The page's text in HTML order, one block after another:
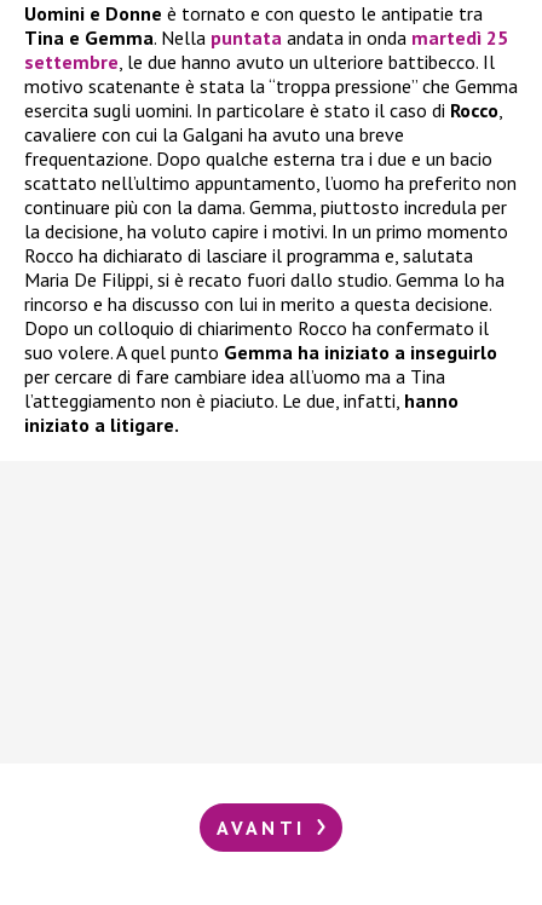
Uomini e Donne è tornato e con questo le antipatie tra
Tina e Gemma. Nella puntata andata in onda martedì 25
settembre, le due hanno avuto un ulteriore battibecco. Il
motivo scatenante è stata la “troppa pressione” che Gemma
esercita sugli uomini. In particolare è stato il caso di Rocco,
cavaliere con cui la Galgani ha avuto una breve
frequentazione. Dopo qualche esterna tra i due e un bacio
scattato nell’ultimo appuntamento, l’uomo ha preferito non
continuare più con la dama. Gemma, piuttosto incredula per
la decisione, ha voluto capire i motivi. In un primo momento
Rocco ha dichiarato di lasciare il programma e, salutata
Maria De Filippi, si è recato fuori dallo studio. Gemma lo ha
rincorso e ha discusso con lui in merito a questa decisione.
Dopo un colloquio di chiarimento Rocco ha confermato il
suo volere. A quel punto Gemma ha iniziato a inseguirlo
per cercare di fare cambiare idea all’uomo ma a Tina
l’atteggiamento non è piaciuto. Le due, infatti, hanno
iniziato a litigare.
AVANTI